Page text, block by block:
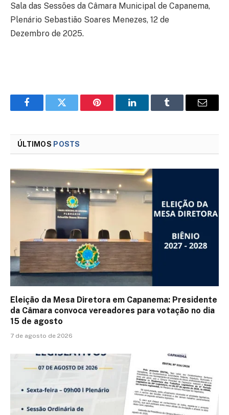
Sala das Sessões da Câmara Municipal de Capanema,
Plenário Sebastião Soares Menezes, 12 de
Dezembro de 2025.
FacebookTwitter Pinterest LinkedInTumblr Email
ÚLTIMOS POSTS
Eleição da Mesa Diretora em Capanema: Presidente
da Câmara convoca vereadores para votação no dia
15 de agosto
7 de agosto de 2026